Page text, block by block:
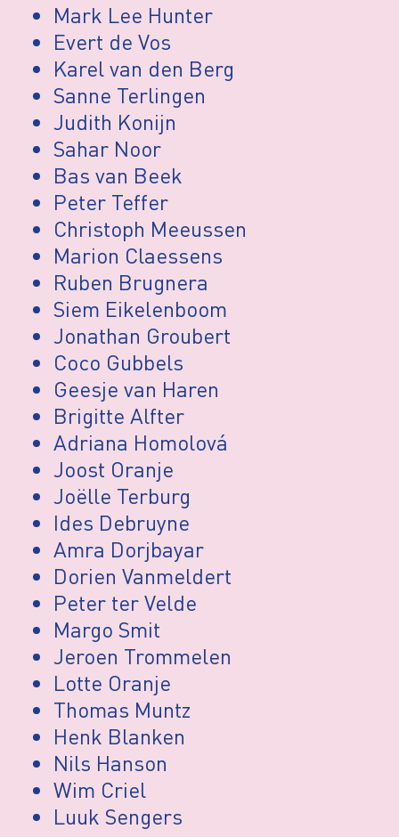
Mark Lee Hunter
Evert de Vos
Karel van den Berg
Sanne Terlingen
Judith Konijn
Sahar Noor
Bas van Beek
Peter Teffer
Christoph Meeussen
Marion Claessens
Ruben Brugnera
Siem Eikelenboom
Jonathan Groubert
Coco Gubbels
Geesje van Haren
Brigitte Alfter
Adriana Homolová
Joost Oranje
Joëlle Terburg
Ides Debruyne
Amra Dorjbayar
Dorien Vanmeldert
Peter ter Velde
Margo Smit
Jeroen Trommelen
Lotte Oranje
Thomas Muntz
Henk Blanken
Nils Hanson
Wim Criel
Luuk Sengers